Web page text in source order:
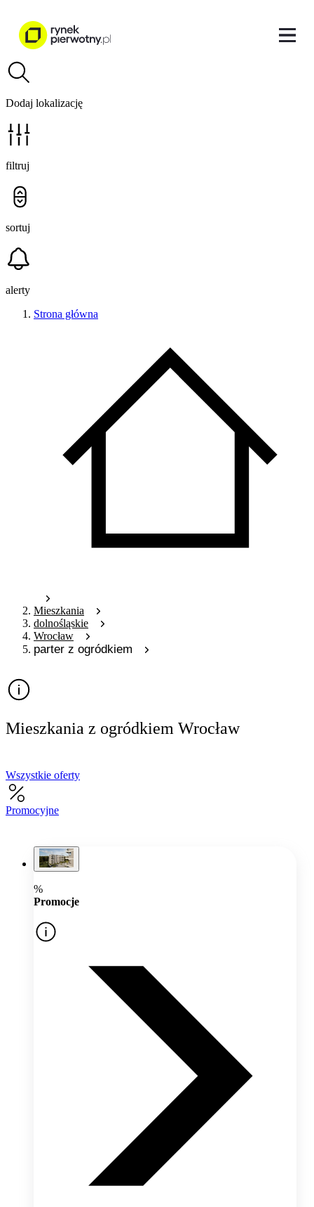
Dodaj lokalizację
filtruj
sortuj
alerty
Strona główna
Mieszkania
dolnośląskie
Wrocław
parter z ogródkiem
Mieszkania z ogródkiem Wrocław
Wszystkie oferty
Promocyjne
%
Promocje